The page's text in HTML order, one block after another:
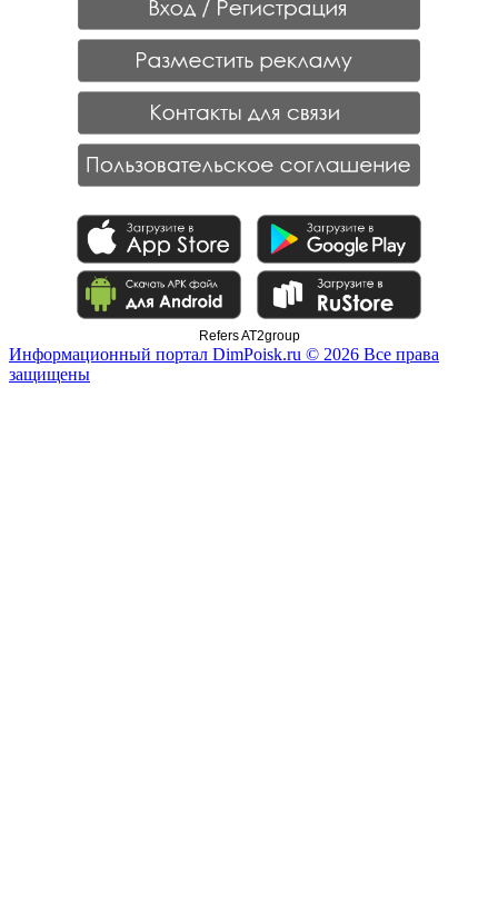
Refers AT2group
Информационный портал DimPoisk.ru © 2026 Все права
защищены